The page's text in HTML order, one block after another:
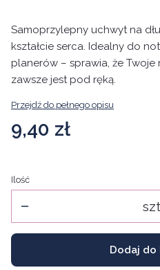
Samoprzylepny uchwyt na
kształcie serca. Idealny do
planerów – sprawia, że Twoje
zawsze jest pod ręką.
Przejdź do pełnego opisu
Cena
9,40 zł
Ilość
Dodaj do